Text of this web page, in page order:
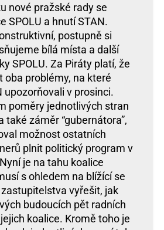
nové pražské rady se
SPOLU a hnutí STAN.
postupně si
bílá místa a další
SPOLU. Za Piráty platí, že
oba problémy, na které
upozorňovali v prosinci.
poměry jednotlivých stran
také záměr “gubernátora”,
možnost ostatních
plnit politický program v
je na tahu koalice
s ohledem na blížící se
vyřešit, jak
budoucích pět radních
koalice. Kromě toho je